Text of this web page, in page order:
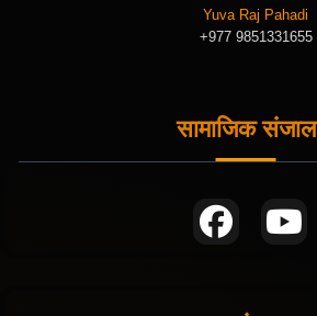
Yuva Raj Pahadi
+977 9851331655
सामाजिक संजाल